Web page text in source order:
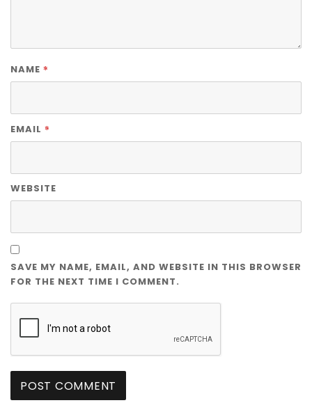
NAME *
EMAIL *
WEBSITE
SAVE MY NAME, EMAIL, AND WEBSITE IN THIS BROWSER
FOR THE NEXT TIME I COMMENT.